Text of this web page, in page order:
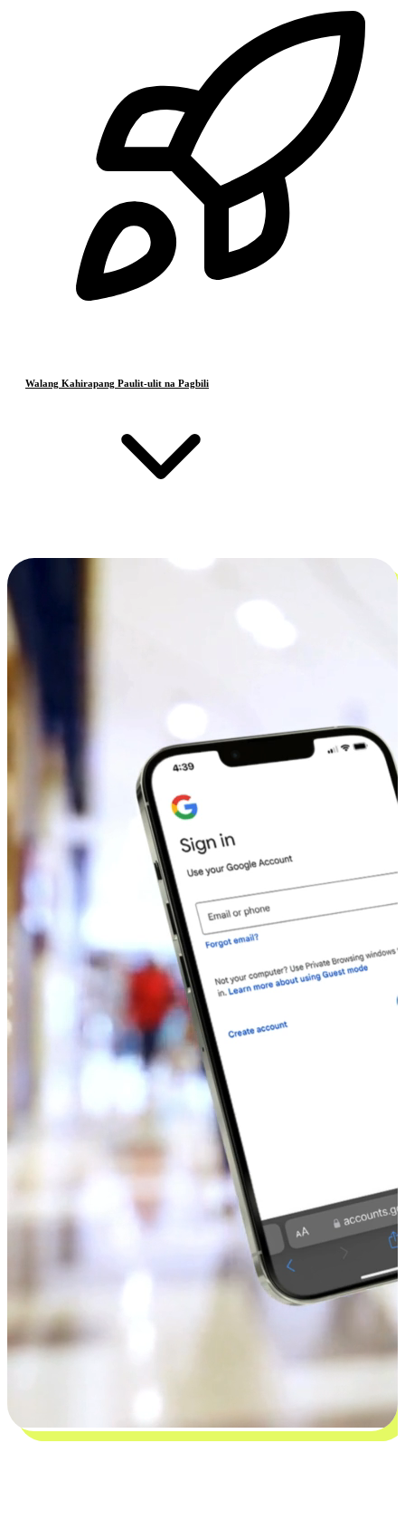
Walang Kahirapang Paulit-ulit na Pagbili